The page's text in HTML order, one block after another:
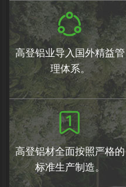
高登铝业导入国外精益管
理体系。
高登铝材全面按照严格的
标准生产制造。